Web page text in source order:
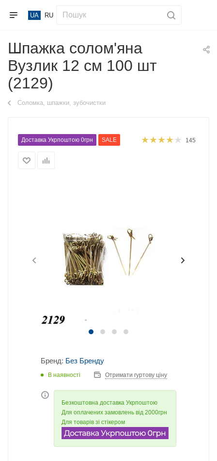
UA RU
Шпажка солом'яна
Вузлик 12 см 100 шт
(2129)
Соломка, шпажки, зубочистки
Доставка Укрпоштою 0грн SALE 145
Бренд: Без Бренду
В наявності Отримати гуртову ціну
Безкоштовна доставка Укрпоштою
Для оплачених замовлень від 2000грн
Для товарів зі стікером